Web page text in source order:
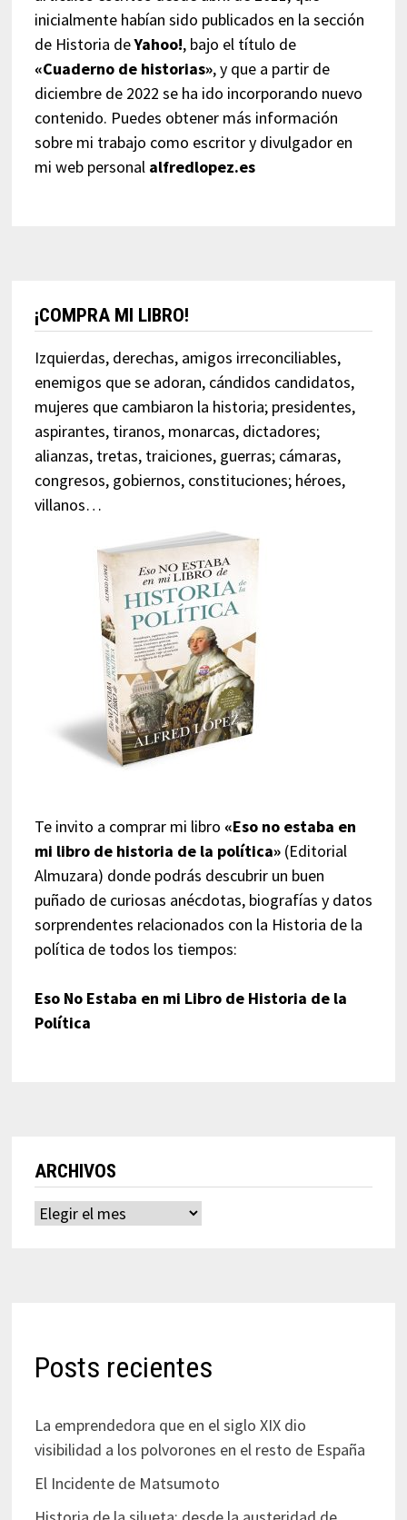
inicialmente habían sido publicados en la sección
de Historia deYahoo!, bajo el título de
«Cuaderno de historias», y que a partir de
diciembre de 2022 se ha ido incorporando nuevo
contenido. Puedes obtener más información
sobre mi trabajo como escritor y divulgador en
mi web personal alfredlopez.es
¡COMPRA MI LIBRO!
Izquierdas, derechas, amigos irreconciliables,
enemigos que se adoran, cándidos candidatos,
mujeres que cambiaron la historia; presidentes,
aspirantes, tiranos, monarcas, dictadores;
alianzas, tretas, traiciones, guerras; cámaras,
congresos, gobiernos, constituciones; héroes,
villanos…
Te invito a comprar mi libro «Eso no estaba en
mi libro de historia de la política»(Editorial
Almuzara) donde podrás descubrir un buen
puñado de curiosas anécdotas, biografías y datos
sorprendentes relacionados con la Historia de la
política de todos los tiempos:
Eso No Estaba en mi Libro de Historia de la
Política
ARCHIVOS
Archivos
Posts recientes
La emprendedora que en el siglo XIX dio
visibilidad a los polvorones en el resto de España
El Incidente de Matsumoto